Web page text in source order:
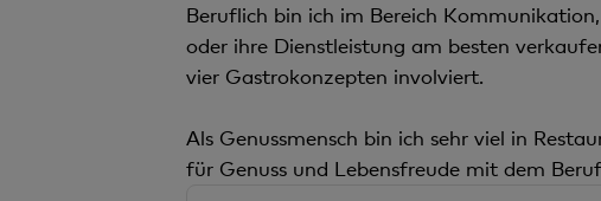
Beruflich bin ich im Bereich
oder ihre Dienstleistung am besten
vier Gastrokonzepten involviert.
Als Genussmensch bin ich sehr viel in
für Genuss und Lebensfreude mit dem